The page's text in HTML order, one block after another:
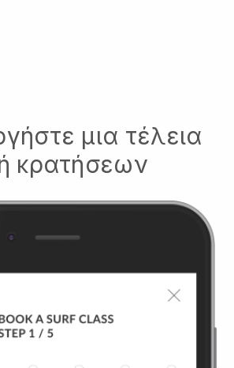
μια τέλεια
κρατήσεων